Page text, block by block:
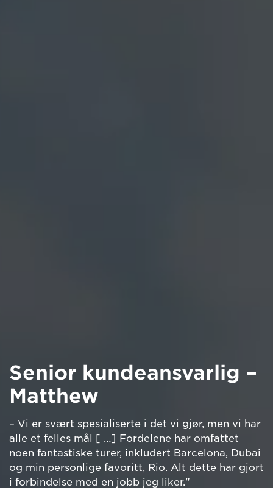
Senior kundeansvarlig –
Matthew
– Vi er svært spesialiserte i det vi gjør, men vi har
alle et felles mål [ …] Fordelene har omfattet
noen fantastiske turer, inkludert Barcelona, Dubai
og min personlige favoritt, Rio. Alt dette har gjort
i forbindelse med en jobb jeg liker."